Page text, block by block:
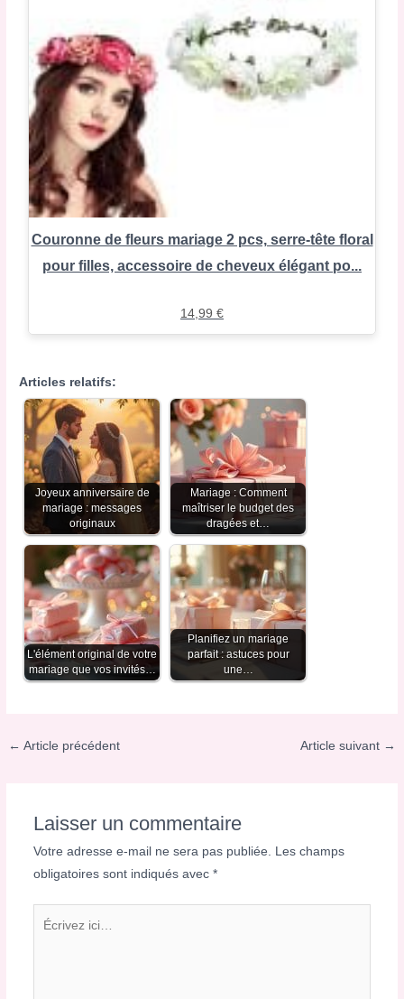
Couronne de fleurs mariage 2 pcs, serre-tête floral
pour filles, accessoire de cheveux élégant po...
14,99 €
Articles relatifs:
Joyeux anniversaire de
mariage : messages
originaux
Mariage : Comment
maîtriser le budget des
dragées et…
L'élément original de votre
mariage que vos invités…
Planifiez un mariage
parfait : astuces pour
une…
← Article précédent Article suivant →
Laisser un commentaire
Votre adresse e-mail ne sera pas publiée. Les champs
obligatoires sont indiqués avec *